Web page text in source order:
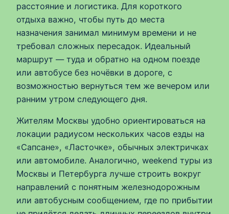
расстояние и логистика. Для короткого
отдыха важно, чтобы путь до места
назначения занимал минимум времени и не
требовал сложных пересадок. Идеальный
маршрут — туда и обратно на одном поезде
или автобусе без ночёвки в дороге, с
возможностью вернуться тем же вечером или
ранним утром следующего дня.
Жителям Москвы удобно ориентироваться на
локации радиусом нескольких часов езды на
«Сапсане», «Ласточке», обычных электричках
или автомобиле. Аналогично, weekend туры из
Москвы и Петербурга лучше строить вокруг
направлений с понятным железнодорожным
или автобусным сообщением, где по прибытии